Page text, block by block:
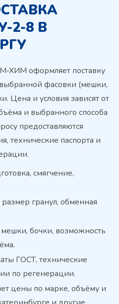
2-8 В
оформляет поставку
фасовки (мешки,
Цена и условия зависят от
и выбранного способа
предоставляются
технические паспорта и
смягчение,
гранул, обменная
бочки, возможность
ГОСТ, технические
по регенерации.
цены по марке, объёму и